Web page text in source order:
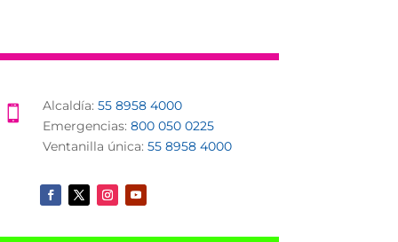
 Alcaldía:55 8958 4000
Emergencias:800 050 0225
Ventanilla única:55 8958 4000